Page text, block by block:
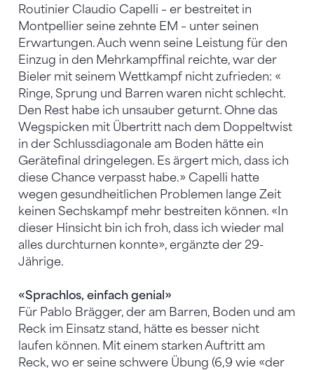
Routinier Claudio Capelli – er bestreitet in
Montpellier seine zehnte EM – unter seinen
Erwartungen. Auch wenn seine Leistung für den
Einzug in den Mehrkampffinal reichte, war der
Bieler mit seinem Wettkampf nicht zufrieden: «
Ringe, Sprung und Barren waren nicht schlecht.
Den Rest habe ich unsauber geturnt. Ohne das
Wegspicken mit Übertritt nach dem Doppeltwist
in der Schlussdiagonale am Boden hätte ein
Gerätefinal dringelegen. Es ärgert mich, dass ich
diese Chance verpasst habe.» Capelli hatte
wegen gesundheitlichen Problemen lange Zeit
keinen Sechskampf mehr bestreiten können. «In
dieser Hinsicht bin ich froh, dass ich wieder mal
alles durchturnen konnte», ergänzte der 29-
Jährige.
«Sprachlos, einfach genial»
Für Pablo Brägger, der am Barren, Boden und am
Reck im Einsatz stand, hätte es besser nicht
laufen können. Mit einem starken Auftritt am
Reck, wo er seine schwere Übung (6,9 wie «der